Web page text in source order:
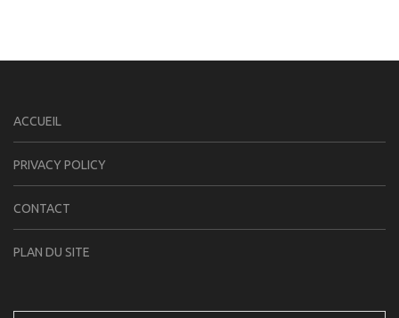
ACCUEIL
PRIVACY POLICY
CONTACT
PLAN DU SITE